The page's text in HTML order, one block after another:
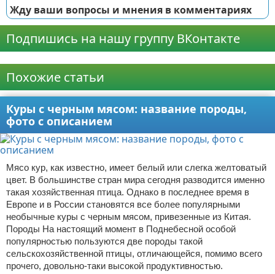
Жду ваши вопросы и мнения в комментариях
Подпишись на нашу группу ВКонтакте
Похожие статьи
Куры с черным мясом: название породы,
фото с описанием
Мясо кур, как известно, имеет белый или слегка желтоватый
цвет. В большинстве стран мира сегодня разводится именно
такая хозяйственная птица. Однако в последнее время в
Европе и в России становятся все более популярными
необычные куры с черным мясом, привезенные из Китая.
Породы На настоящий момент в Поднебесной особой
популярностью пользуются две породы такой
сельскохозяйственной птицы, отличающейся, помимо всего
прочего, довольно-таки высокой продуктивностью.